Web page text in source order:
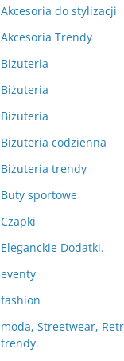
Akcesoria do stylizacji
Akcesoria Trendy
Biżuteria
Biżuteria
Biżuteria
Biżuteria codzienna
Biżuteria trendy
Buty sportowe
Czapki
Eleganckie Dodatki.
eventy
fashion
moda, Streetwear,
trendy.